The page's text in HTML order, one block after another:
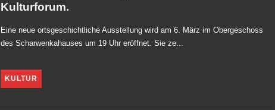
Kulturforum.
Eine neue ortsgeschichtliche Ausstellung wird am 6. März im Obergeschoss
des Scharwenkahauses um 19 Uhr eröffnet. Sie ze...
KULTUR